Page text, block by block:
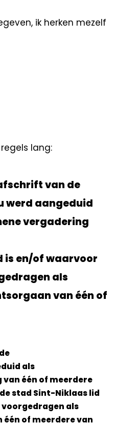
ik herken mezelf
lang:
van de
werd aangeduid
vergadering
is en/of waarvoor
als
van één of
als
één of meerdere
stad Sint-Niklaas lid
als
of meerdere van